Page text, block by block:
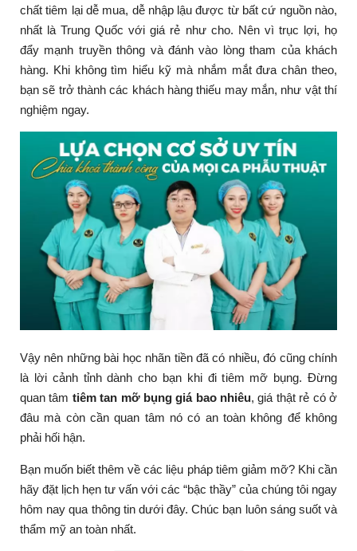
chất tiêm lại dễ mua, dễ nhập lậu được từ bất cứ nguồn nào,
nhất là Trung Quốc với giá rẻ như cho. Nên vì trục lợi, họ
đẩy mạnh truyền thông và đánh vào lòng tham của khách
hàng. Khi không tìm hiểu kỹ mà nhắm mắt đưa chân theo,
bạn sẽ trở thành các khách hàng thiếu may mắn, như vật thí
nghiệm ngay.
Vậy nên những bài học nhãn tiền đã có nhiều, đó cũng chính
là lời cảnh tỉnh dành cho bạn khi đi tiêm mỡ bụng. Đừng
quan tâm tiêm tan mỡ bụng giá bao nhiêu, giá thật rẻ có ở
đâu mà còn cần quan tâm nó có an toàn không để không
phải hối hận.
Bạn muốn biết thêm về các liệu pháp tiêm giảm mỡ? Khi cần
hãy đặt lịch hẹn tư vấn với các “bậc thầy” của chúng tôi ngay
hôm nay qua thông tin dưới đây. Chúc bạn luôn sáng suốt và
thẩm mỹ an toàn nhất.